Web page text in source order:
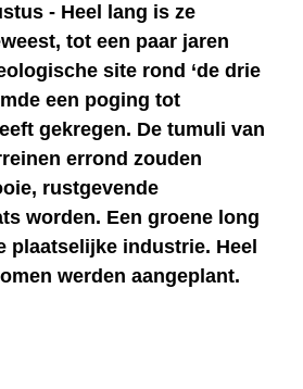
- Heel lang is ze
tot een paar jaren
site rond ‘de drie
een poging tot
gekregen. De tumuli van
errond zouden
rustgevende
worden. Een groene long
plaatselijke industrie. Heel
werden aangeplant.